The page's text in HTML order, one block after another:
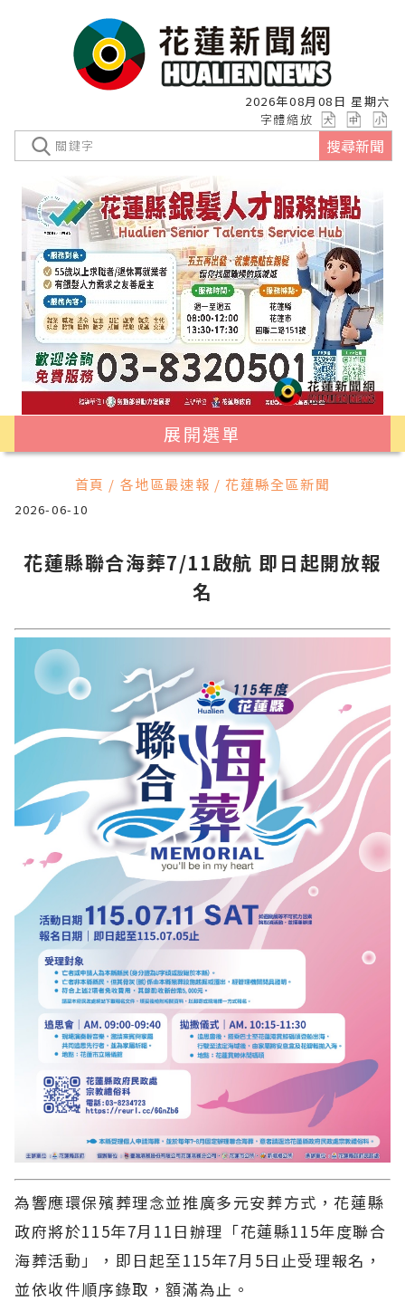
2026年08月08日 星期六
字體縮放
搜尋新聞
展開選單
首頁 / 各地區最速報 / 花蓮縣全區新聞
2026-06-10
花蓮縣聯合海葬7/11啟航 即日起開放報
名
為響應環保殯葬理念並推廣多元安葬方式，花蓮縣
政府將於115年7月11日辦理「花蓮縣115年度聯合
海葬活動」，即日起至115年7月5日止受理報名，
並依收件順序錄取，額滿為止。